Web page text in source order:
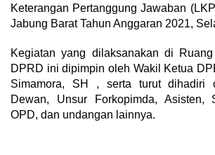
Keterangan Pertanggung Jawaban
Jabung Barat Tahun Anggaran 2021,
Kegiatan yang dilaksanakan di
DPRD ini dipimpin oleh Wakil Ketua
Simamora, SH , serta turut dihadiri
Dewan, Unsur Forkopimda, Asisten,
OPD, dan undangan lainnya.